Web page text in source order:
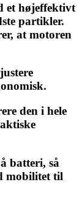
et højeffektivt
partikler.
at motoren
den i hele
batteri, så
mobilitet til